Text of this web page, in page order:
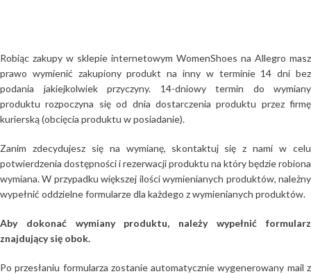
Robiąc zakupy w sklepie internetowym WomenShoes na Allegro masz
prawo wymienić zakupiony produkt na inny w terminie 14 dni bez
podania jakiejkolwiek przyczyny. 14-dniowy termin do wymiany
produktu rozpoczyna się od dnia dostarczenia produktu przez firmę
kurierską (obcięcia produktu w posiadanie).
Zanim zdecydujesz się na wymianę, skontaktuj się z nami w celu
potwierdzenia dostępności i rezerwacji produktu na który będzie robiona
wymiana. W przypadku większej ilości wymienianych produktów, należny
wypełnić oddzielne formularze dla każdego z wymienianych produktów.
Aby dokonać wymiany produktu, należy wypełnić formularz
znajdujący się obok.
Po przesłaniu formularza zostanie automatycznie wygenerowany mail z